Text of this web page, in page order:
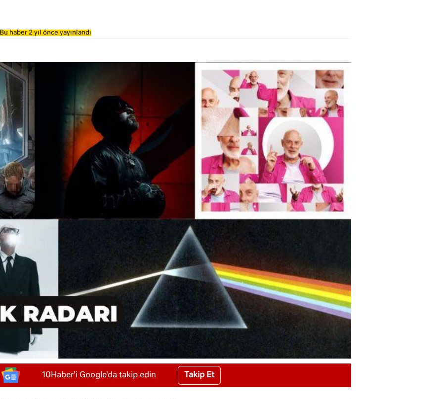
Bu haber 2 yıl önce yayınlandı
10Haber'i Google'da takip edin Takip Et